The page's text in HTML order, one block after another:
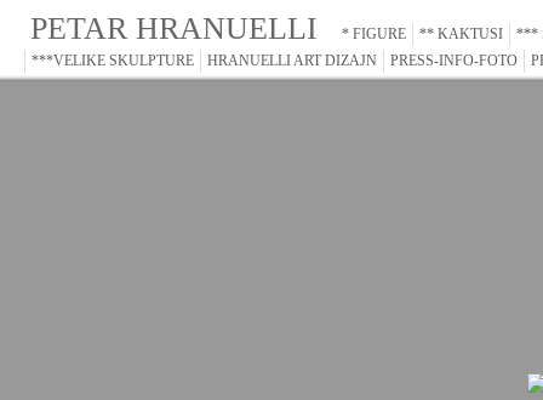
PETAR HRANUELLI * FIGURE ** KAKTUSI
***
***VELIKE SKULPTURE
HRANUELLI ART DIZAJN PRESS-INFO-FOTO